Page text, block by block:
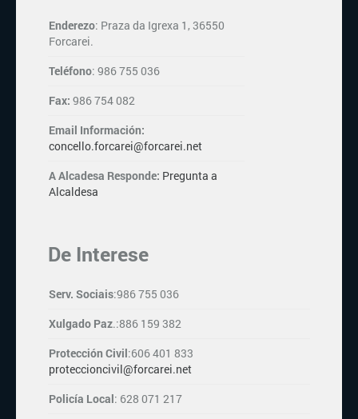
Enderezo: Praza da Igrexa 1, 36550
Forcarei.
Teléfono: 986 755 036
Fax: 986 754 082
Email Información:
concello.forcarei@forcarei.net
A Alcadesa Responde: Pregunta a
Alcaldesa
De Interese
Serv. Sociais:986 755 036
Xulgado Paz.:886 159 382
Protección Civil:606 401 833
proteccioncivil@forcarei.net
Policía Local: 628 071 217